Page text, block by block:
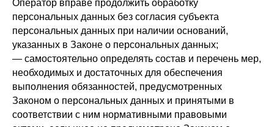
Оператор вправе продолжить обработку
персональных данных без согласия субъекта
персональных данных при наличии оснований,
указанных в Законе о персональных данных;
— самостоятельно определять состав и перечень мер,
необходимых и достаточных для обеспечения
выполнения обязанностей, предусмотренных
Законом о персональных данных и принятыми в
соответствии с ним нормативными правовыми